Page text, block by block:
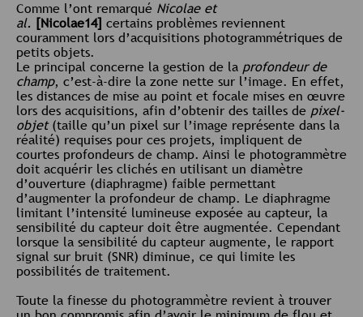
Comme l’ont remarqué Nicolae et
al. [Nicolae14] certains problèmes reviennent
couramment lors d’acquisitions photogrammétriques de
petits objets.
Le principal concerne la gestion de la profondeur de
champ, c’est-à-dire la zone nette sur l’image. En effet,
les distances de mise au point et focale mises en œuvre
lors des acquisitions, afin d’obtenir des tailles de pixel-
objet (taille qu’un pixel sur l’image représente dans la
réalité) requises pour ces projets, impliquent de
courtes profondeurs de champ. Ainsi le photogrammètre
doit acquérir les clichés en utilisant un diamètre
d’ouverture (diaphragme) faible permettant
d’augmenter la profondeur de champ. Le diaphragme
limitant l’intensité lumineuse exposée au capteur, la
sensibilité du capteur doit être augmentée. Cependant
lorsque la sensibilité du capteur augmente, le rapport
signal sur bruit (SNR) diminue, ce qui limite les
possibilités de traitement.
Toute la finesse du photogrammètre revient à trouver